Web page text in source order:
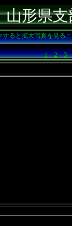
山形県
すると拡大写真を見る
1
2
3